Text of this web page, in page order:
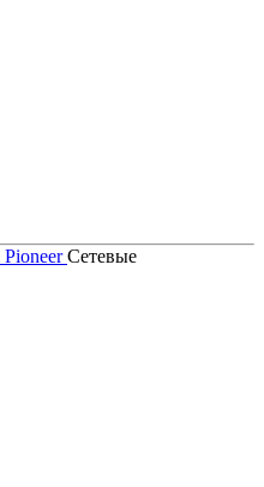
PioneerСетевые